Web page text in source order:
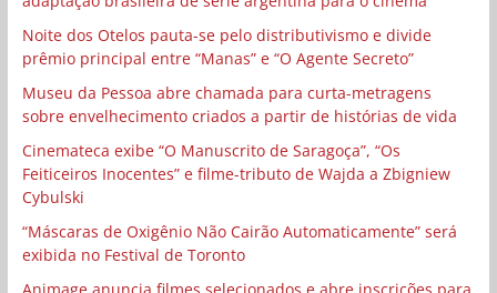
Noite dos Otelos pauta-se pelo distributivismo e divide
prêmio principal entre “Manas” e “O Agente Secreto”
Museu da Pessoa abre chamada para curta-metragens
sobre envelhecimento criados a partir de histórias de vida
Cinemateca exibe “O Manuscrito de Saragoça”, “Os
Feiticeiros Inocentes” e filme-tributo de Wajda a Zbigniew
Cybulski
“Máscaras de Oxigênio Não Cairão Automaticamente” será
exibida no Festival de Toronto